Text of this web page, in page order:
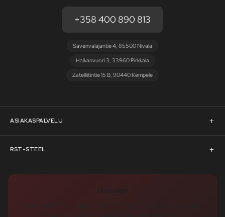
+358 400 890 813
Savenvalajantie 4, 85500 Nivala
Haikanvuori 3, 33960 Pirkkala
Zatelliitintie 15 B, 90440 Kempele
ASIAKASPALVELU
Asiakaspalvelu
Pyydä tarjous
RST-STEEL
RST-Steelin tarina
Uutiskirje